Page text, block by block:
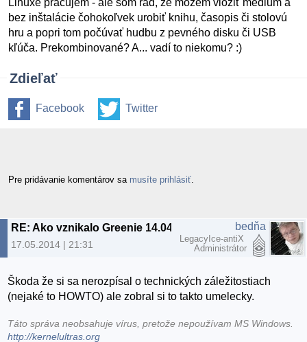
Linuxe pracujem - ale som rád, že môžem vložiť médium a
bez inštalácie čohokoľvek urobiť knihu, časopis či stolovú
hru a popri tom počúvať hudbu z pevného disku či USB
kľúča. Prekombinované? A... vadí to niekomu? :)
Zdieľať
Facebook Twitter
Pre pridávanie komentárov sa musíte prihlásiť
RE: Ako vznikalo Greenie 14.04.x
17.05.2014 | 21:31
bedňa
LegacyIce-antiX
Administrátor
Škoda že si sa nerozpísal o technických záležitostiach
(nejaké to HOWTO) ale zobral si to takto umelecky.
Táto správa neobsahuje vírus, pretože nepoužívam MS Windows.
http://kernelultras.org